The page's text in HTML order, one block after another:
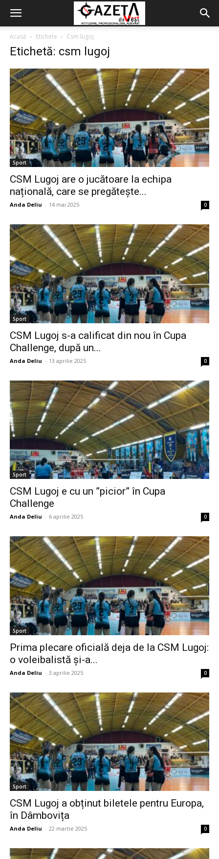
Acasă Etichete Csm lugoj
Etichetă: csm lugoj
Sport
CSM Lugoj are o jucătoare la echipa
națională, care se pregătește...
Anda Deliu - 14 mai 2025 0
Sport
CSM Lugoj s-a calificat din nou în Cupa
Challenge, după un...
Anda Deliu - 13 aprilie 2025 0
Sport
CSM Lugoj e cu un ”picior” în Cupa
Challenge
Anda Deliu - 6 aprilie 2025 0
Sport
Prima plecare oficială deja de la CSM Lugoj:
o voleibalistă și-a...
Anda Deliu - 3 aprilie 2025 0
Sport
CSM Lugoj a obținut biletele pentru Europa,
în Dâmbovița
Anda Deliu - 22 martie 2025 0